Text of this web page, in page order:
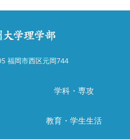
福岡市西区元岡744
学科・専攻
教育・学生生活